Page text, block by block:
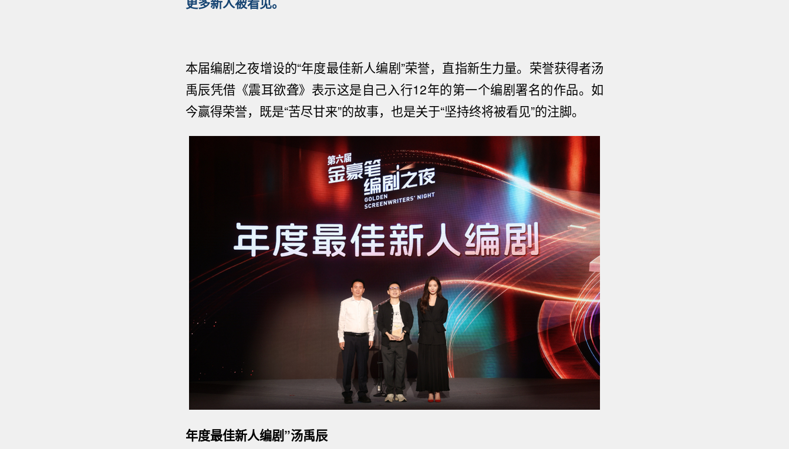
本届编剧之夜增设的“年度最佳新人编剧”荣誉，直指新生力量。 荣誉获得者汤
禹辰凭借《震耳欲聋》表示这是自己入行12年的第一个编剧署名的作品。如
今赢得荣誉，既是“苦尽甘来”的故事，也是关于“坚持终将被看见”的注脚。
年度最佳新人编剧”汤禹辰